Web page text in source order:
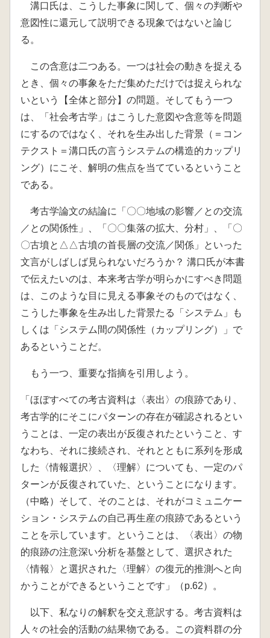
溝口氏は、こうした事象に関して、個々の判断や
意図性に還元して説明できる現象ではないと論じ
る。
この含意は二つある。一つは社会の動きを捉える
とき、個々の事象をただ集めただけでは捉えられな
いという【全体と部分】の問題。そしてもう一つ
は、「社会考古学」はこうした意図や含意等を問題
にするのではなく、それを生み出した背景（＝コン
テクスト＝溝口氏の言うシステムの構造的カップリ
ング）にこそ、解明の焦点を当てているということ
である。
考古学論文の結論に「〇〇地域の影響／との交流
／との関係性」、「〇〇集落の拡大、分村」、「〇
〇古墳と△△古墳の首長層の交流／関係」といった
文言がしばしば見られないだろうか？ 溝口氏が本書
で伝えたいのは、本来考古学が明らかにすべき問題
は、このような目に見える事象そのものではなく、
こうした事象を生み出した背景たる「システム」も
しくは「システム間の関係性（カップリング）」で
あるということだ。
もう一つ、重要な指摘を引用しよう。
「ほぼすべての考古資料は〈表出〉の痕跡であり、
考古学的にそこにパターンの存在が確認されるとい
うことは、一定の表出が反復されたということ、す
なわち、それに接続され、それとともに系列を形成
した〈情報選択〉、〈理解〉についても、一定のパ
ターンが反復されていた、ということになります。
（中略）そして、そのことは、それがコミュニケー
ション・システムの自己再生産の痕跡であるという
ことを示しています。ということは、〈表出〉の物
的痕跡の注意深い分析を基盤として、選択された
〈情報〉と選択された〈理解〉の復元的推測へと向
かうことができるということです」（p.62）。
以下、私なりの解釈を交え意訳する。考古資料は
人々の社会的活動の結果物である。この資料群の分